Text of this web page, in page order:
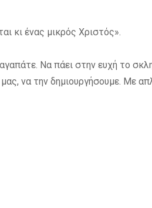
κι ένας μικρός Χριστός».
Να πάει στην ευχή το
να την δημιουργήσουμε. Με